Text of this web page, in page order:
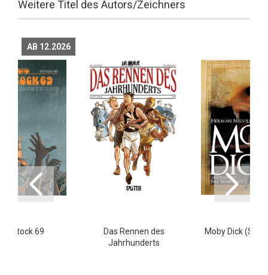
Weitere Titel des Autors/Zeichners
AB 12.2026
69
Das Rennen des
Jahrhunderts
Moby Dick